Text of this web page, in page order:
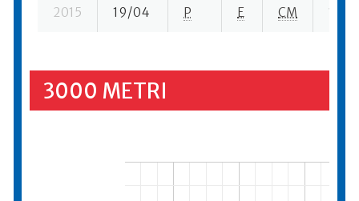
2015 19/04 P E CM 1 se-
3000 METRI